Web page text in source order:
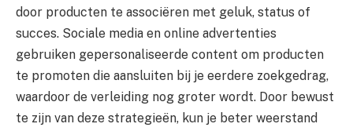
door producten te associëren met geluk, status of
succes. Sociale media en online advertenties
gebruiken gepersonaliseerde content om producten
te promoten die aansluiten bij je eerdere zoekgedrag,
waardoor de verleiding nog groter wordt. Door bewust
te zijn van deze strategieën, kun je beter weerstand